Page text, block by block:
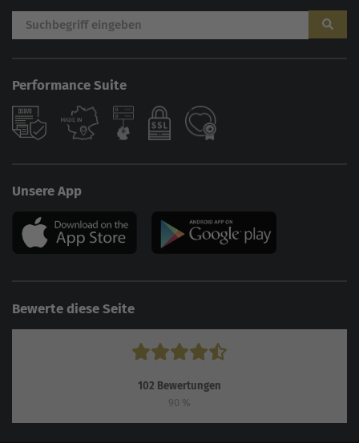
Performance Suite
Unsere App
Bewerte diese Seite
102 Bewertungen
90 %